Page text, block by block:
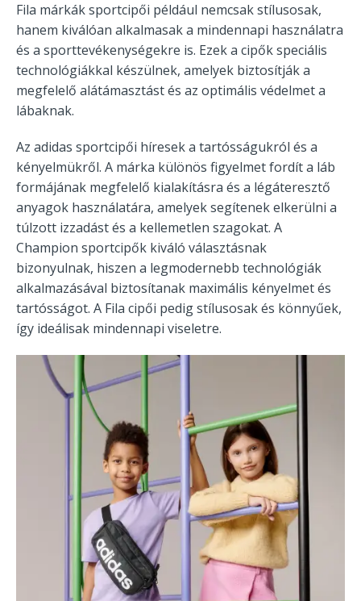
Fila márkák sportcipői például nemcsak stílusosak,
hanem kiválóan alkalmasak a mindennapi használatra
és a sporttevékenységekre is. Ezek a cipők speciális
technológiákkal készülnek, amelyek biztosítják a
megfelelő alátámasztást és az optimális védelmet a
lábaknak.
Az adidas sportcipői híresek a tartósságukról és a
kényelmükről. A márka különös figyelmet fordít a láb
formájának megfelelő kialakításra és a légáteresztő
anyagok használatára, amelyek segítenek elkerülni a
túlzott izzadást és a kellemetlen szagokat. A
Champion sportcipők kiváló választásnak
bizonyulnak, hiszen a legmodernebb technológiák
alkalmazásával biztosítanak maximális kényelmet és
tartósságot. A Fila cipői pedig stílusosak és könnyűek,
így ideálisak mindennapi viseletre.